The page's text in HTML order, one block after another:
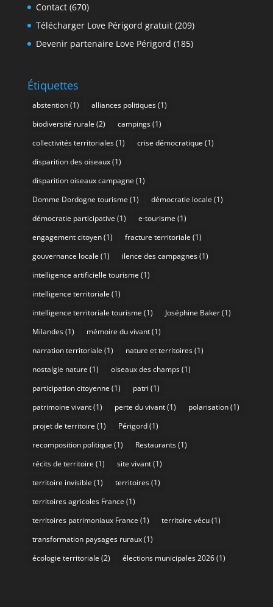
Contact (670)
Télécharger Love Périgord gratuit (209)
Devenir partenaire Love Périgord (185)
Étiquettes
abstention(1) alliances politiques(1)
biodiversité rurale (2) campings(1)
collectivités territoriales(1) crise démocratique (1)
disparition des oiseaux(1)
disparition oiseaux campagne (1)
Domme Dordogne tourisme (1) démocratie locale (1)
démocratie participative (1) e-tourisme (1)
engagement citoyen(1) fracture territoriale (1)
gouvernance locale (1) ilence des campagnes(1)
intelligence artificielle tourisme (1)
intelligence territoriale (1)
intelligence territoriale tourisme (1) Joséphine Baker(1)
Milandes(1) mémoire du vivant(1)
narration territoriale (1) nature et territoires(1)
nostalgie nature (1) oiseaux des champs(1)
participation citoyenne (1) patri (1)
patrimoine vivant(1) perte du vivant(1) polarisation(1)
projet de territoire (1) Périgord(1)
recomposition politique (1) Restaurants(1)
récits de territoire (1) site vivant(1)
territoire invisible (1) territoires(1)
territoires agricoles France (1)
territoires patrimoniaux France (1) territoire vécu(1)
transformation paysages ruraux(1)
écologie territoriale (2) élections municipales 2026(1)